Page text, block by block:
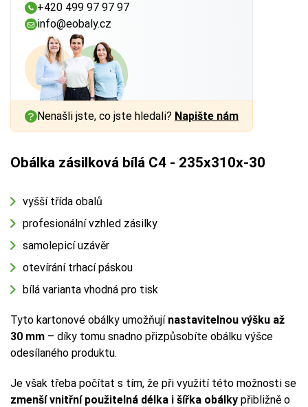
+420 499 97 97 97
info@eobaly.cz
Nenašli jste, co jste hledali? Napište nám
Obálka zásilková bílá C4 - 235x310x-30
vyšší třída obalů
profesionální vzhled zásilky
samolepicí uzávěr
otevírání trhací páskou
bílá varianta vhodná pro tisk
Tyto kartonové obálky umožňují nastavitelnou výšku až
30 mm – díky tomu snadno přizpůsobíte obálku výšce
odesílaného produktu.
Je však třeba počítat s tím, že při využití této možnosti se
zmenší vnitřní použitelná délka i šířka obálky přibližně o